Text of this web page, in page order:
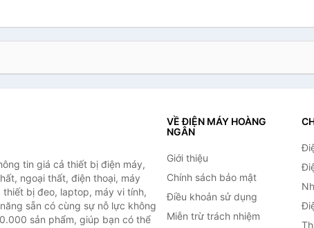
tin giá cả thiết bị điện máy,
ngoại thất, điện thoại, máy
bị đeo, laptop, máy vi tính,
sẵn có cùng sự nỗ lực không
sản phẩm, giúp bạn có thể
VỀ ĐIỆN MÁY HOÀNG
NGÂN
Giới thiệu
Chính sách bảo mật
Điều khoản sử dụng
Miễn trừ trách nhiệm